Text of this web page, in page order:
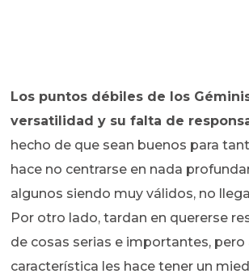
Los puntos débiles de los
versatilidad y su falta de
hecho de que sean buenos para
hace no centrarse en nada
algunos siendo muy válidos, no
Por otro lado, tardan en quererse
de cosas serias e importantes, pero
característica les hace tener un